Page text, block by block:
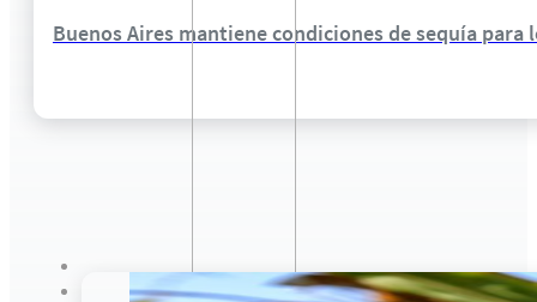
Buenos Aires mantiene condiciones de sequía para